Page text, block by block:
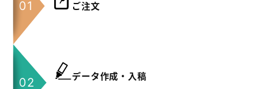
ご注文
データ作成・入稿